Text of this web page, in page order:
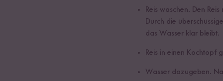
Reis waschen. Den
Durch die
das Wasser klar bleibt.
Reis in einen Kochtopf
Wasser dazugeben.